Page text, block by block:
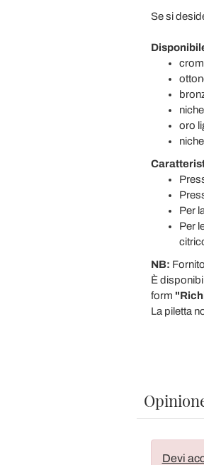
Se si
oro
Per
Per
NB:
È
form
La piletta
Devi